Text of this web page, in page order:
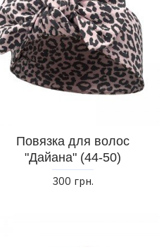
Повязка для волос
"Дайана" (44-50)
300 грн.